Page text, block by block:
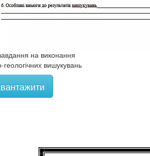
на виконання
геологічних вишукувань